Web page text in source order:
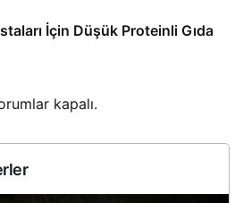
İçin Düşük Proteinli Gıda
kapalı.